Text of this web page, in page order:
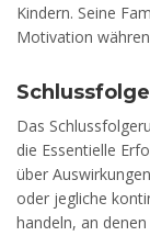
Kindern. Seine
Motivation
Das
die Essentielle
über
oder jegliche
handeln, an